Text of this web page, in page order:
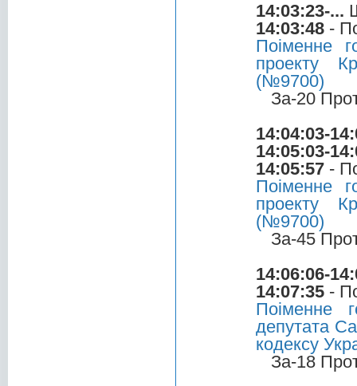
14:03:23-...
14:03:48 -
Поіменне
проекту
(№9700)
За-20
14:04:03-
14:05:03-
14:05:57 -
Поіменне
проекту
(№9700)
За-45
14:06:06-
14:07:35 -
Поіменне
депутата
кодексу
За-18